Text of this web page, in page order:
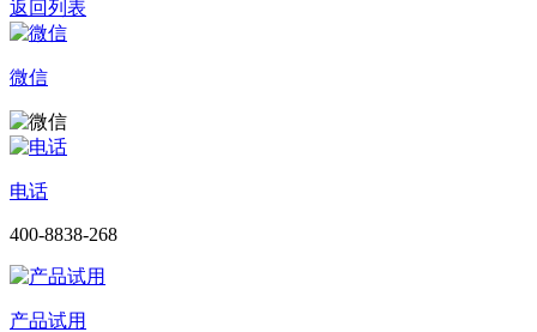
返回列表
微信
电话
400-8838-268
产品试用